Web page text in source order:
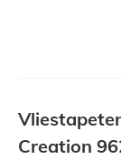
Creation